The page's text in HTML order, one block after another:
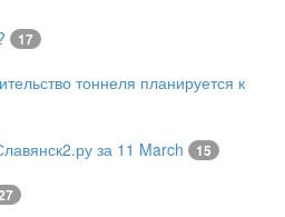
17
тоннеля планируется к
за 11 March 15